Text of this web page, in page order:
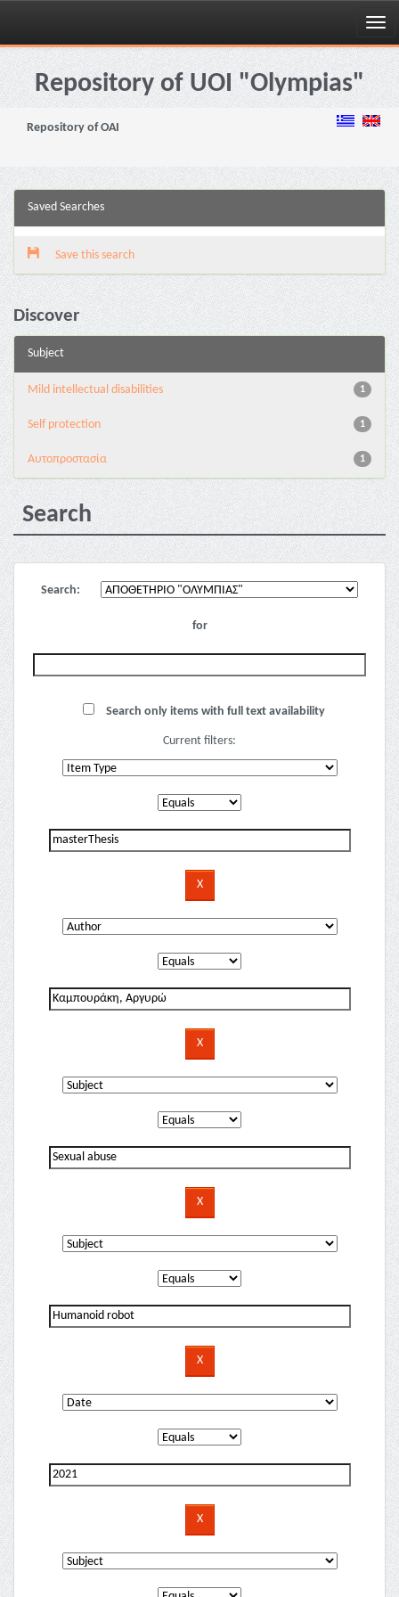
Skip
navigationRepository of UOI "Olympias"
Repository of OAI
Saved Searches
Save this search
Discover
Subject
1
Mild intellectual disabilities
1
Self protection
1
Αυτοπροστασία
Search
Search:
for
Search only items with full text availability
Current filters: